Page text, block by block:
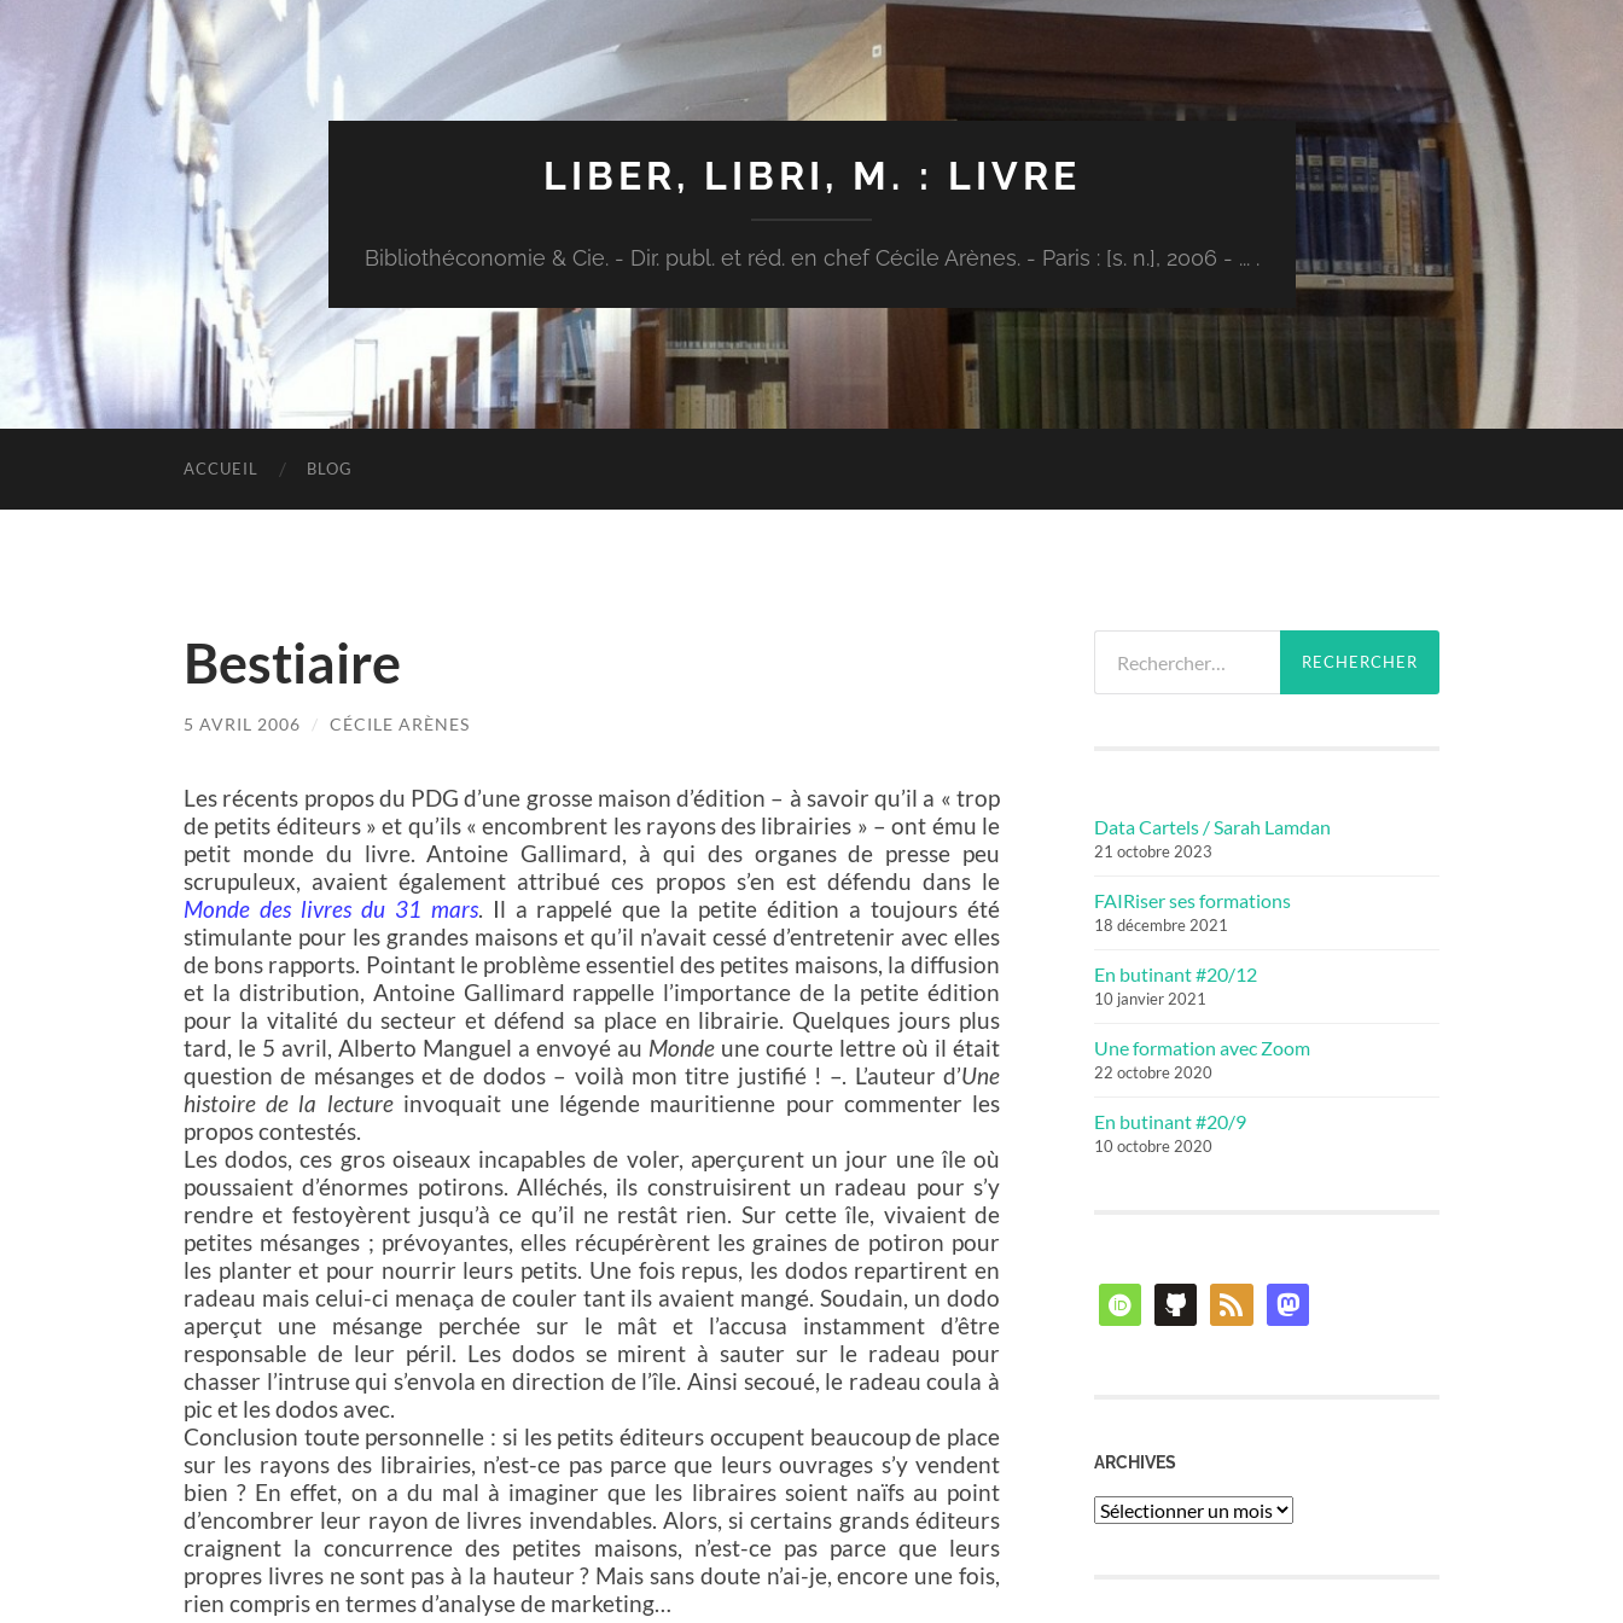
LIBER, LIBRI, M. : LIVRE
Bibliothéconomie & Cie. - Dir. publ. et réd. en chef Cécile Arènes. - Paris : [s. n.], 2006 - ... .
ACCUEIL BLOG
Bestiaire
5 AVRIL 2006 / CÉCILE ARÈNES
Les récents propos du PDG d’une grosse maison d’édition – à savoir qu’il a « trop
de petits éditeurs » et qu’ils « encombrent les rayons des librairies » – ont ému le
petit monde du livre. Antoine Gallimard, à qui des organes de presse peu
scrupuleux, avaient également attribué ces propos s’en est défendu dans le
Monde des livres du 31 mars. Il a rappelé que la petite édition a toujours été
stimulante pour les grandes maisons et qu’il n’avait cessé d’entretenir avec elles
de bons rapports. Pointant le problème essentiel des petites maisons, la diffusion
et la distribution, Antoine Gallimard rappelle l’importance de la petite édition
pour la vitalité du secteur et défend sa place en librairie. Quelques jours plus
tard, le 5 avril, Alberto Manguel a envoyé au Monde une courte lettre où il était
question de mésanges et de dodos – voilà mon titre justifié ! –. L’auteur d’Une
histoire de la lectureinvoquait une légende mauritienne pour commenter les
propos contestés.
Les dodos, ces gros oiseaux incapables de voler, aperçurent un jour une île où
poussaient d’énormes potirons. Alléchés, ils construisirent un radeau pour s’y
rendre et festoyèrent jusqu’à ce qu’il ne restât rien. Sur cette île, vivaient de
petites mésanges ; prévoyantes, elles récupérèrent les graines de potiron pour
les planter et pour nourrir leurs petits. Une fois repus, les dodos repartirent en
radeau mais celui-ci menaça de couler tant ils avaient mangé. Soudain, un dodo
aperçut une mésange perchée sur le mât et l’accusa instamment d’être
responsable de leur péril. Les dodos se mirent à sauter sur le radeau pour
chasser l’intruse qui s’envola en direction de l’île. Ainsi secoué, le radeau coula à
pic et les dodos avec.
Conclusion toute personnelle : si les petits éditeurs occupent beaucoup de place
sur les rayons des librairies, n’est-ce pas parce que leurs ouvrages s’y vendent
bien ? En effet, on a du mal à imaginer que les libraires soient naïfs au point
d’encombrer leur rayon de livres invendables. Alors, si certains grands éditeurs
craignent la concurrence des petites maisons, n’est-ce pas parce que leurs
propres livres ne sont pas à la hauteur ? Mais sans doute n’ai-je, encore une fois,
rien compris en termes d’analyse de marketing…
Data Cartels / Sarah Lamdan
21 octobre 2023
FAIRiser ses formations
18 décembre 2021
En butinant #20/12
10 janvier 2021
Une formation avec Zoom
22 octobre 2020
En butinant #20/9
10 octobre 2020
orcid github rss mastodon
ARCHIVES
Archives